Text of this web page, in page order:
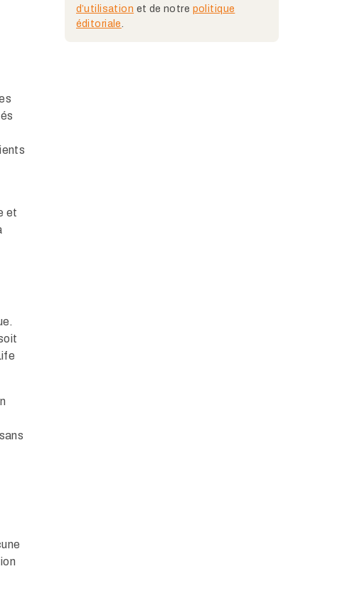
et
d’utilisation et de notre politique
éditoriale